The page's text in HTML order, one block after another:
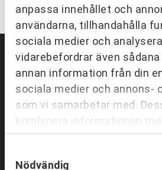
anpassa innehållet och
användarna, tillhandahålla
sociala medier och
vidarebefordrar även
annan information från din
sociala medier och annons-
som vi samarbetar med.
kombinera informationen
information som du har
som de har samlat in när du
Nödvändig
Partnering & Samverkan
Utbildningar Partnering
Tjänster inom Partnering
Om Partnering & Samverkan